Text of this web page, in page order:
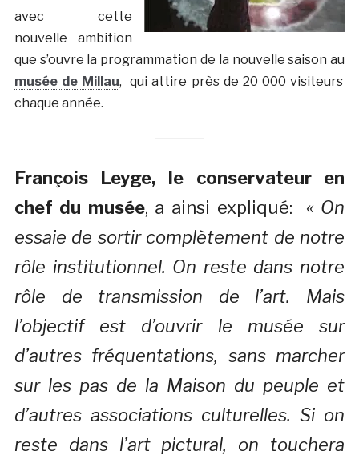
avec cette
nouvelle ambition
que s’ouvre la programmation de la nouvelle saison au
musée de Millau, qui attire près de 20 000 visiteurs
chaque année.
François Leyge, le conservateur en
chef du musée, a ainsi expliqué: « On
essaie de sortir complètement de notre
rôle institutionnel. On reste dans notre
rôle de transmission de l’art. Mais
l’objectif est d’ouvrir le musée sur
d’autres fréquentations, sans marcher
sur les pas de la Maison du peuple et
d’autres associations culturelles. Si on
reste dans l’art pictural, on touchera